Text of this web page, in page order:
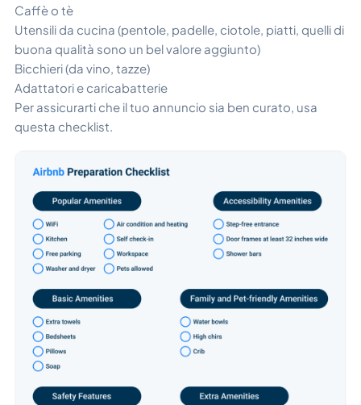
Caffè o tè
Utensili da cucina (pentole, padelle, ciotole, piatti, quelli di
buona qualità sono un bel valore aggiunto)
Bicchieri (da vino, tazze)
Adattatori e caricabatterie
Per assicurarti che il tuo annuncio sia ben curato, usa
questa checklist.